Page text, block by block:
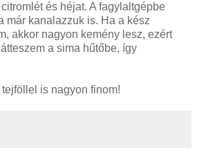
és héjat. A fagylaltgépbe
már kanalazzuk is. Ha a kész
akkor nagyon kemény lesz, ezért
a sima hűtőbe, így
is nagyon finom!